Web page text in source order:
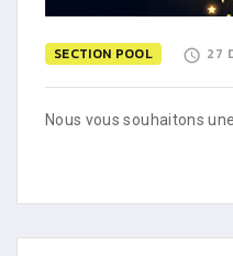
SECTION POOL 27
Nous vous souhaitons